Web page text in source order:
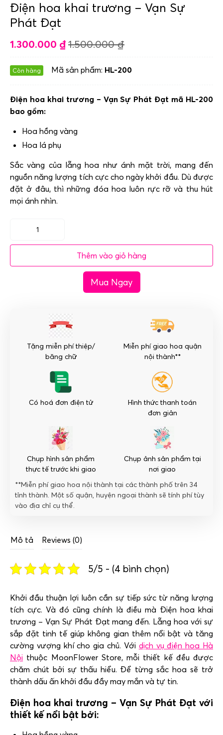
Điện hoa khai trương – Vạn Sự
Phát Đạt
1.300.000 ₫ 1.500.000₫
Còn hàng Mã sản phẩm: HL-200
Điện hoa khai trương – Vạn Sự Phát Đạt mã HL-200
bao gồm:
Hoa hồng vàng
Hoa lá phụ
Sắc vàng của lẵng hoa như ánh mặt trời, mang đến
nguồn năng lượng tích cực cho ngày khởi đầu. Dù được
đặt ở đâu, thì những đóa hoa luôn rực rỡ và thu hút
mọi ánh nhìn.
Điện
hoa
Đạt
lượng
Thêm vào giỏ hàng
Mua Ngay
Tặng miễn phí thiệp/
băng chữ
Miễn phí giao hoa quận
nội thành**
Có hoá đơn điện tử
Hình thức thanh toán
đơn giản
Chụp hình sản phẩm
thực tế trước khi giao
Chụp ảnh sản phẩm tại
nơi giao
**Miễn phí giao hoa nội thành tại các thành phố trên 34
tỉnh thành. Một số quận, huyện ngoại thành sẽ tính phí tùy
vào địa chỉ cụ thể.
Mô tả Reviews (0)
5/5 - (4 bình chọn)
Khởi đầu thuận lợi luôn cần sự tiếp sức từ năng lượng
tích cực. Và đó cũng chính là điều mà Điện hoa khai
trương – Vạn Sự Phát Đạt mang đến. Lẵng hoa với sự
sắp đặt tinh tế giúp không gian thêm nổi bật và tăng
cường vượng khí cho gia chủ. Với dịch vụ điện hoa Hà
Nội thuộc MoonFlower Store, mỗi thiết kế đều được
chăm chút bởi sự thấu hiểu. Để từng sắc hoa sẽ trở
thành dấu ấn khởi đầu đầy may mắn và tự tin.
Điện hoa khai trương – Vạn Sự Phát Đạt với
thiết kế nổi bật bởi: